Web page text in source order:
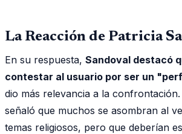
La Reacción de Patricia
En su respuesta, Sandoval destacó
contestar al usuario por ser un
dio más relevancia a la
señaló que muchos se asombran al
temas religiosos, pero que deberían